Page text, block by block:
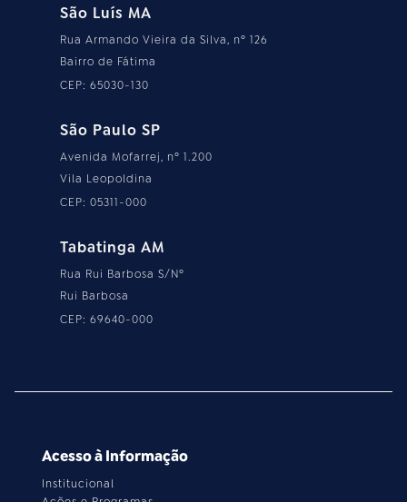
São Luís MA
Rua Armando Vieira da Silva, nº 126
Bairro de Fátima
CEP: 65030-130
São Paulo SP
Avenida Mofarrej, nº 1.200
Vila Leopoldina
CEP: 05311-000
Tabatinga AM
Rua Rui Barbosa S/Nº
Rui Barbosa
CEP: 69640-000
Acesso à Informação
Institucional